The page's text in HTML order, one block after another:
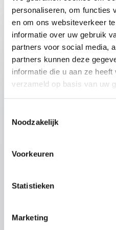
personaliseren, om functies
en om ons websiteverkeer
informatie over uw gebruik
partners voor social media,
partners kunnen deze
informatie die u aan ze
verzameld op basis van uw
Noodzakelijk
Voorkeuren
Statistieken
Marketing
Lezingen
LEZING VAN SPREKER
De kracht van data
Hoe een sterk
voor betere
Organisaties
ooit. Toch blijft het voor
beslissingen,
impact. Tegelijkertijd
kwaliteit, structuur en
In deze keynote laat